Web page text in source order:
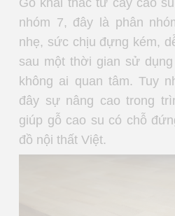
nhóm 7, đây là phân
nhẹ, sức chịu đựng kém,
sau một thời gian sử
không ai quan tâm. Tuy
đây sự nâng cao trong
giúp gỗ cao su có chỗ
đồ nội thất Việt.